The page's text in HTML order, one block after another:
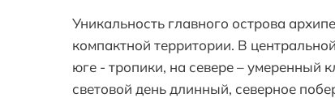
Уникальность главного острова
компактной территории. В
юге - тропики, на севере –
световой день длинный, северное